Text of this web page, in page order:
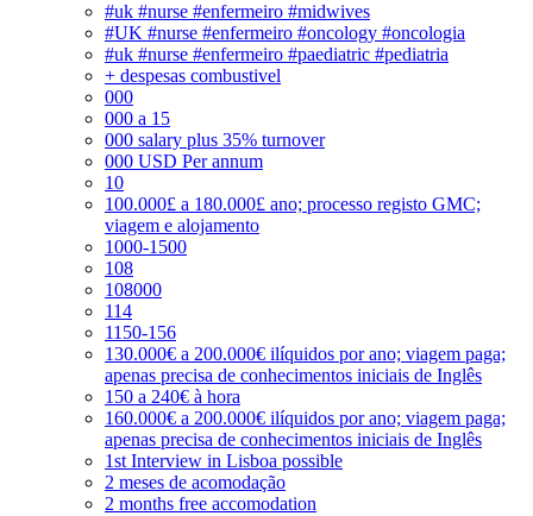
#uk #nurse #enfermeiro #midwives
#UK #nurse #enfermeiro #oncology #oncologia
#uk #nurse #enfermeiro #paediatric #pediatria
+ despesas combustivel
000
000 a 15
000 salary plus 35% turnover
000 USD Per annum
10
100.000£ a 180.000£ ano; processo registo GMC;
viagem e alojamento
1000-1500
108
108000
114
1150-156
130.000€ a 200.000€ ilíquidos por ano; viagem paga;
apenas precisa de conhecimentos iniciais de Inglês
150 a 240€ à hora
160.000€ a 200.000€ ilíquidos por ano; viagem paga;
apenas precisa de conhecimentos iniciais de Inglês
1st Interview in Lisboa possible
2 meses de acomodação
2 months free accomodation